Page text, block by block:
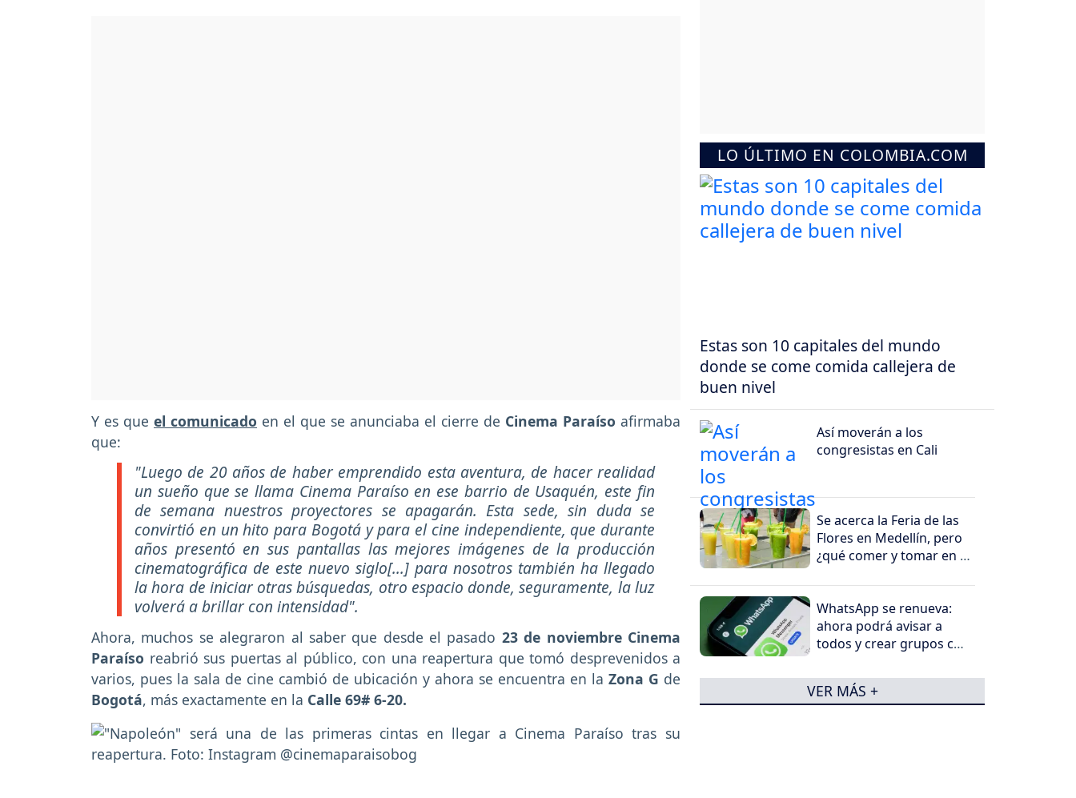
Y es que el comunicado en el que se anunciaba el cierre de Cinema Paraíso afirmaba
que:
"Luego de 20 años de haber emprendido esta aventura, de hacer realidad
un sueño que se llama Cinema Paraíso en ese barrio de Usaquén, este fin
de semana nuestros proyectores se apagarán. Esta sede, sin duda se
convirtió en un hito para Bogotá y para el cine independiente, que durante
años presentó en sus pantallas las mejores imágenes de la producción
cinematográfica de este nuevo siglo[...] para nosotros también ha llegado
la hora de iniciar otras búsquedas, otro espacio donde, seguramente, la luz
volverá a brillar con intensidad".
Ahora, muchos se alegraron al saber que desde el pasado 23 de noviembre Cinema
Paraíso reabrió sus puertas al público, con una reapertura que tomó desprevenidos a
varios, pues la sala de cine cambió de ubicación y ahora se encuentra en la Zona G de
Bogotá, más exactamente en la Calle 69# 6-20.
LO ÚLTIMO EN COLOMBIA.COM
Estas son 10 capitales del mundo
donde se come comida callejera de
buen nivel
Así moverán a los
congresistas en Cali
Se acerca la Feria de las
Flores en Medellín, pero
¿qué comer y tomar en el
WhatsApp se renueva:
ahora podrá avisar a
todos y crear grupos con
VER MÁS +